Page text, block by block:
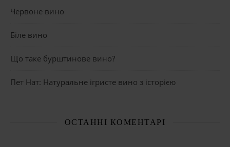
Червоне вино
Біле вино
Що таке бурштинове вино?
Пет Нат: Натуральне ігристе вино з історією
ОСТАННІ КОМЕНТАРІ